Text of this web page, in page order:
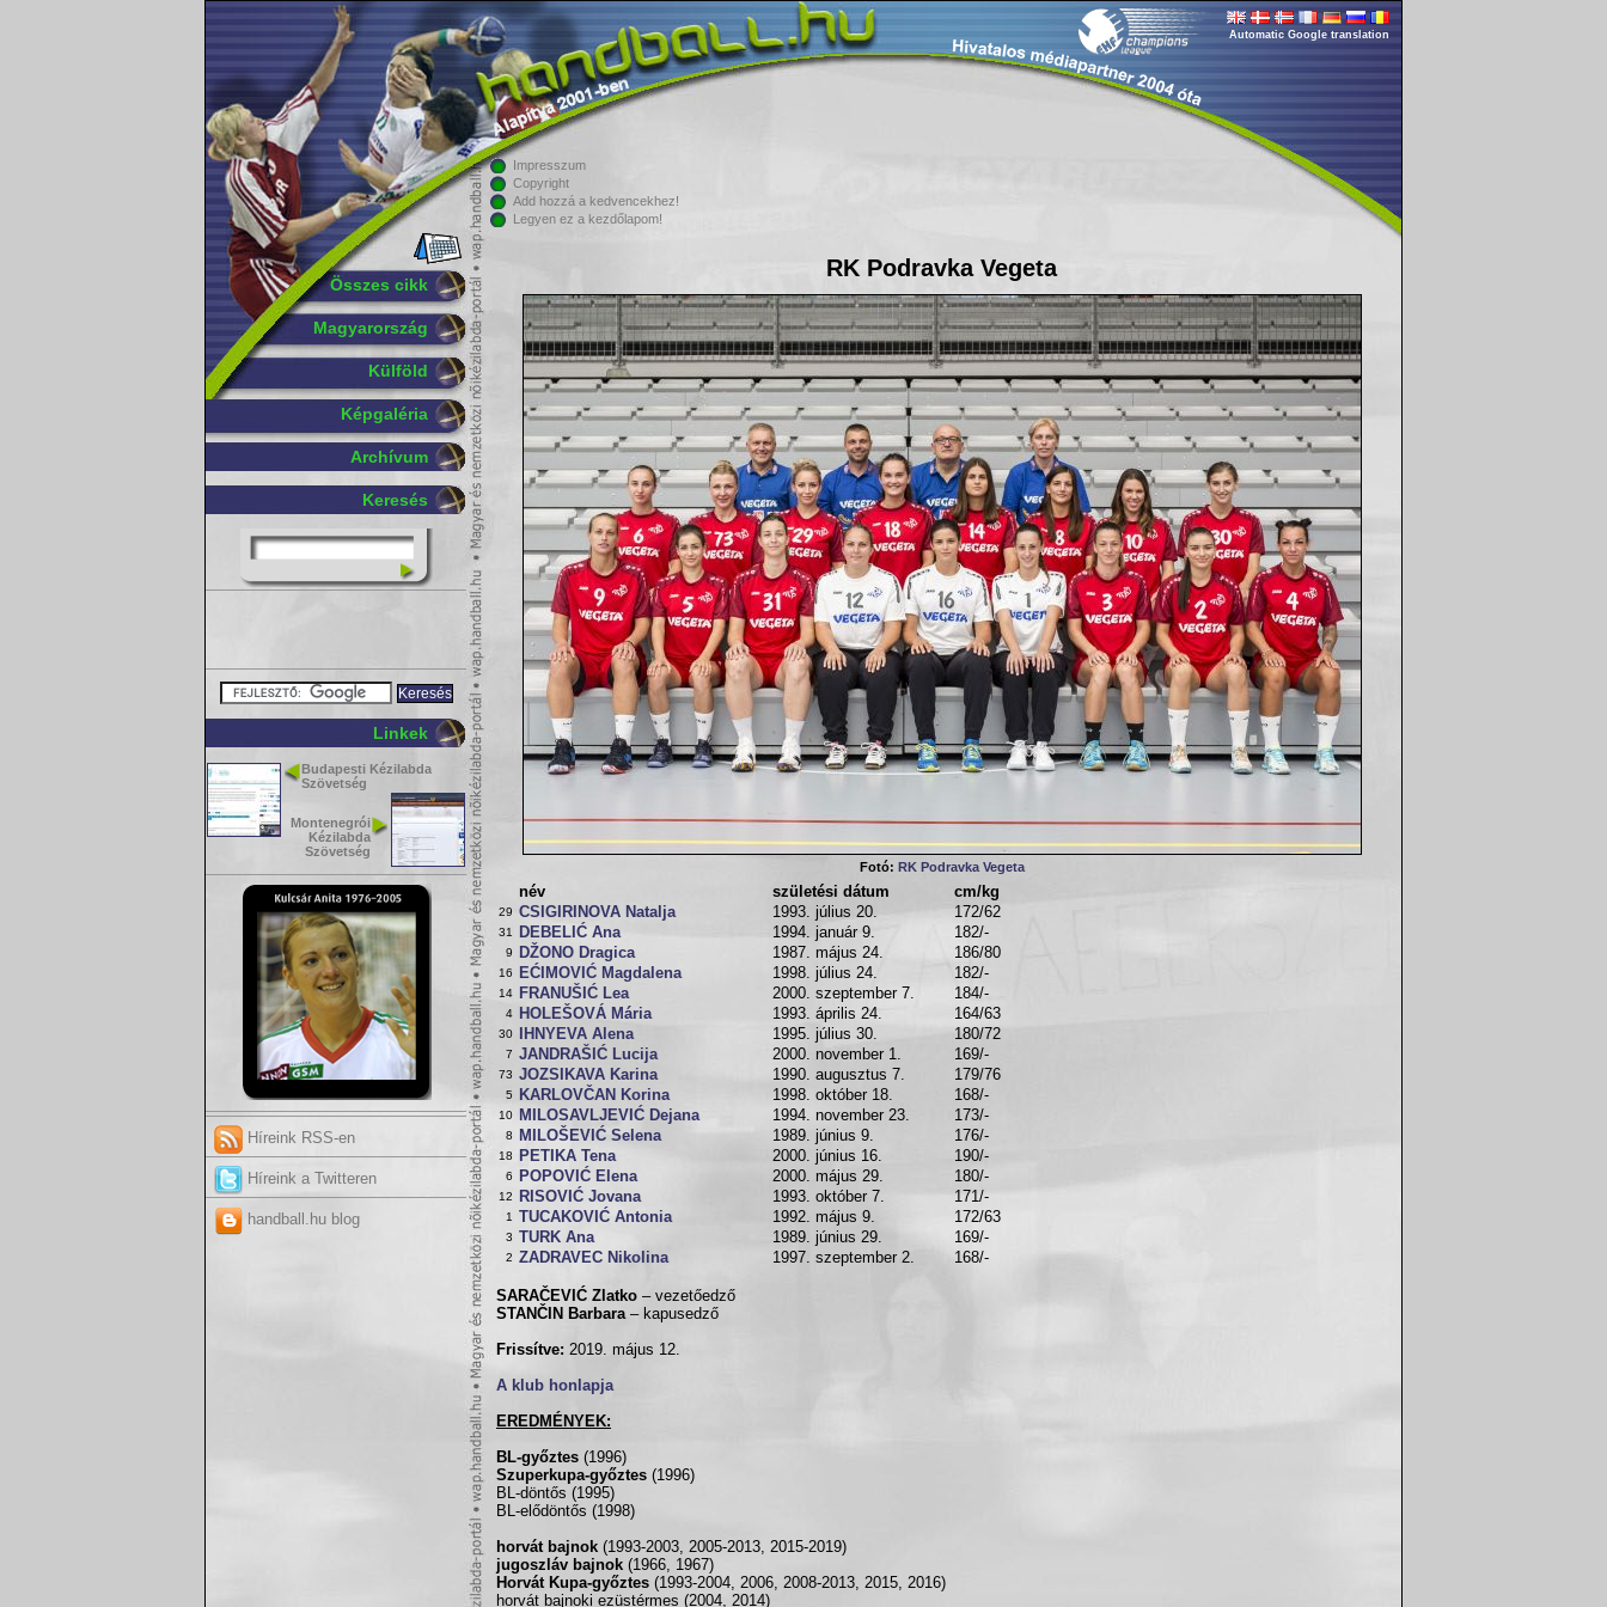
Összes cikk
Magyarország
Külföld
Képgaléria
Archívum
Keresés
Linkek
Budapesti Kézilabda
Szövetség
Montenegrói
Kézilabda
Szövetség
Híreink RSS-en
Híreink a Twitteren
handball.hu blog
Automatic Google translation
Impresszum
Copyright
Add hozzá a kedvencekhez!
Legyen ez a kezdőlapom!
RK Podravka Vegeta
Fotó: RK Podravka Vegeta
név születési dátum cm/kg
29 CSIGIRINOVA Natalja 1993. július 20. 172/62
31 DEBELIĆ Ana 1994. január 9. 182/-
9 DŽONO Dragica 1987. május 24. 186/80
16 EĆIMOVIĆ Magdalena 1998. július 24. 182/-
14 FRANUŠIĆ Lea 2000. szeptember 7. 184/-
4 HOLEŠOVÁ Mária 1993. április 24. 164/63
30 IHNYEVA Alena 1995. július 30. 180/72
7 JANDRAŠIĆ Lucija 2000. november 1. 169/-
73 JOZSIKAVA Karina 1990. augusztus 7. 179/76
5 KARLOVČAN Korina 1998. október 18. 168/-
10 MILOSAVLJEVIĆ Dejana 1994. november 23. 173/-
8 MILOŠEVIĆ Selena 1989. június 9. 176/-
18 PETIKA Tena 2000. június 16. 190/-
6 POPOVIĆ Elena 2000. május 29. 180/-
12 RISOVIĆ Jovana 1993. október 7. 171/-
1 TUCAKOVIĆ Antonia 1992. május 9. 172/63
3 TURK Ana 1989. június 29. 169/-
2 ZADRAVEC Nikolina 1997. szeptember 2. 168/-
SARAČEVIĆ Zlatko – vezetőedző
STANČIN Barbara– kapusedző
Frissítve: 2019. május 12.
A klub honlapja
EREDMÉNYEK:
BL-győztes (1996)
Szuperkupa-győztes (1996)
BL-döntős (1995)
BL-elődöntős (1998)
horvát bajnok (1993-2003, 2005-2013, 2015-2019)
jugoszláv bajnok (1966, 1967)
Horvát Kupa-győztes (1993-2004, 2006, 2008-2013, 2015, 2016)
horvát bajnoki ezüstérmes (2004, 2014)